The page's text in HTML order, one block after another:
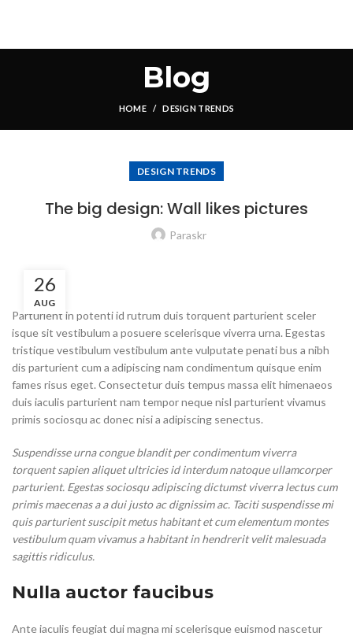
Blog
HOME DESIGN TRENDS
DESIGN TRENDS
The big design: Wall likes pictures
Paraskr
26
AUG
Parturient in potenti id rutrum duis torquent parturient sceler
isque sit vestibulum a posuere scelerisque viverra urna. Egestas
tristique vestibulum vestibulum ante vulputate penati bus a nibh
dis parturient cum a adipiscing nam condimentum quisque enim
fames risus eget. Consectetur duis tempus massa elit himenaeos
duis iaculis parturient nam tempor neque nisl parturient vivamus
primis sociosqu ac donec nisi a adipiscing senectus.
Suspendisse urna congue blandit per condimentum viverra
torquent sapien aliquet ultricies id interdum natoque ullamcorper
parturient. Egestas sociosqu adipiscing dictumst viverra lectus cum
primis maecenas a a dui justo ac dignissim ac. Taciti suspendisse mi
quis parturient suscipit metus habitant et cum elementum montes
vestibulum quam vivamus a habitant in hendrerit velit malesuada
sagittis ridiculus.
Nulla auctor faucibus
Ante iaculis feugiat dui magna mi scelerisque euismod nascetur